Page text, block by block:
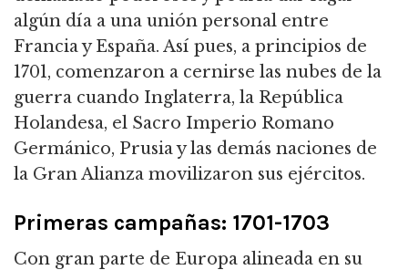
algún día a una unión personal entre
Francia y España. Así pues, a principios de
1701, comenzaron a cernirse las nubes de la
guerra cuando Inglaterra, la República
Holandesa, el Sacro Imperio Romano
Germánico, Prusia y las demás naciones de
la Gran Alianza movilizaron sus ejércitos.
Primeras campañas: 1701-1703
Con gran parte de Europa alineada en su